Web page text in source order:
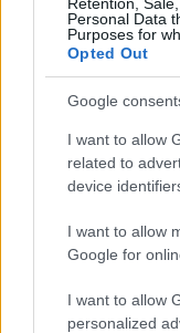
Personal Data
Purposes for
Opted Out
Google
I want to allow
related to
device
I want to allow
Google for
I want to allow
personalized
che può
preserva la
rischio di pieghe.
manutenzione
Seguire le
etichette può
durata e
che i capi